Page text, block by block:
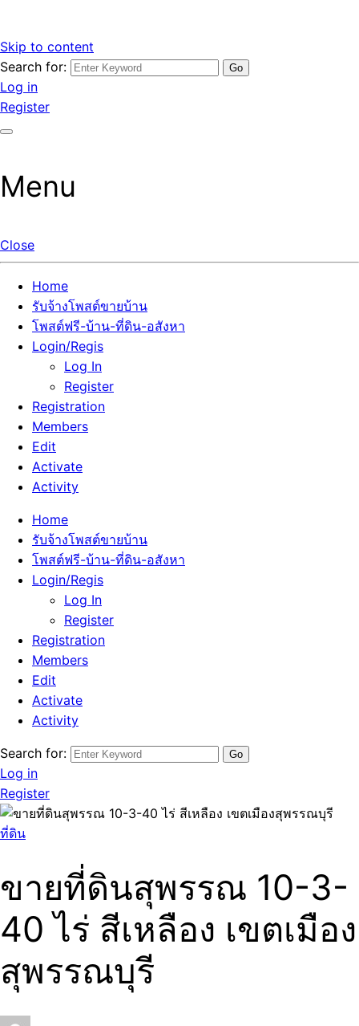
Skip to content
รับจ้างโพสต์ขายบ้านราคาถูก รับโพสต์ลงเว็บขายบ้าน ที่ดิน อสัง
หา โพสต์คุณภาพ ราคาคุ้มค่า แตกต่างกว่า
เว็บไซต์ รับจ้างโพสต์ขายบ้านราคาถูก อสังหา ทีดิน โพสต์ลงเว็บ
ขายบ้าน รับโพสต์ที่ดิน อสังหา เน้นผลงาน รับรองคุณภาพ ติดกู
เกิ้ลหน้าแรกทุกโพสต์ได้จริง ที่เดียวในไทย
Search for:
Log in
Register
Menu
Close
Home
รับจ้างโพสต์ขายบ้าน
โพสต์ฟรี-บ้าน-ที่ดิน-อสังหา
Login/Regis
Log In
Register
Registration
Members
Edit
Activate
Activity
Home
รับจ้างโพสต์ขายบ้าน
โพสต์ฟรี-บ้าน-ที่ดิน-อสังหา
Login/Regis
Log In
Register
Registration
Members
Edit
Activate
Activity
Search for:
Log in
Register
ที่ดิน
ขายที่ดินสุพรรณ 10-3-
40 ไร่ สีเหลือง เขตเมือง
สุพรรณบุรี